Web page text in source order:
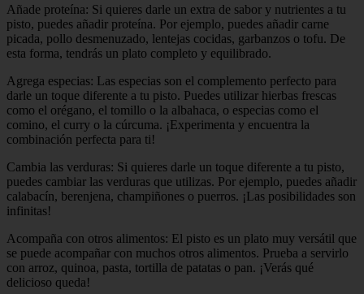
Añade proteína: Si quieres darle un extra de sabor y nutrientes a tu
pisto, puedes añadir proteína. Por ejemplo, puedes añadir carne
picada, pollo desmenuzado, lentejas cocidas, garbanzos o tofu. De
esta forma, tendrás un plato completo y equilibrado.
Agrega especias: Las especias son el complemento perfecto para
darle un toque diferente a tu pisto. Puedes utilizar hierbas frescas
como el orégano, el tomillo o la albahaca, o especias como el
comino, el curry o la cúrcuma. ¡Experimenta y encuentra la
combinación perfecta para ti!
Cambia las verduras: Si quieres darle un toque diferente a tu pisto,
puedes cambiar las verduras que utilizas. Por ejemplo, puedes añadir
calabacín, berenjena, champiñones o puerros. ¡Las posibilidades son
infinitas!
Acompaña con otros alimentos: El pisto es un plato muy versátil que
se puede acompañar con muchos otros alimentos. Prueba a servirlo
con arroz, quinoa, pasta, tortilla de patatas o pan. ¡Verás qué
delicioso queda!